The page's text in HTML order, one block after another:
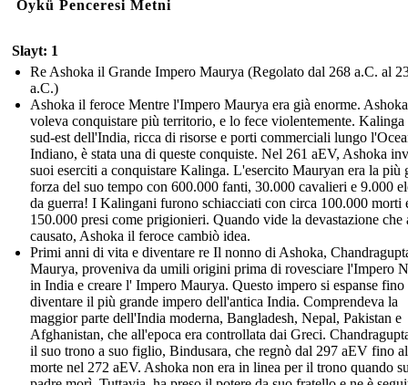
Öykü Penceresi Metni
Slayt: 1
Re Ashoka il Grande Impero Maurya (Regolato dal 268 a.C. al
a.C.)
Ashoka il feroce Mentre l'Impero Maurya era già enorme. Ashoka
voleva conquistare più territorio, e lo fece violentemente. Kalinga
sud-est dell'India, ricca di risorse e porti commerciali lungo
Indiano, è stata una di queste conquiste. Nel 261 aEV, Ashoka
suoi eserciti a conquistare Kalinga. L'esercito Mauryan era la più
forza del suo tempo con 600.000 fanti, 30.000 cavalieri e 9.000
da guerra! I Kalingani furono schiacciati con circa 100.000 morti
150.000 presi come prigionieri. Quando vide la devastazione che
causato, Ashoka il feroce cambiò idea.
Primi anni di vita e diventare re Il nonno di Ashoka,
Maurya, proveniva da umili origini prima di rovesciare l'Impero
in India e creare l' Impero Maurya. Questo impero si espanse fino
diventare il più grande impero dell'antica India. Comprendeva la
maggior parte dell'India moderna, Bangladesh, Nepal, Pakistan e
Afghanistan, che all'epoca era controllata dai Greci.
il suo trono a suo figlio, Bindusara, che regnò dal 297 aEV fino
morte nel 272 aEV. Ashoka non era in linea per il trono quando